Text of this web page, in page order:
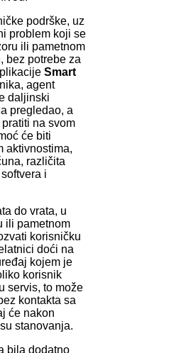
podrške, uz
problem koji se
ili pametnom
bez potrebe za
Smart
agent
daljinski
pregledao, a
na svom
će biti
aktivnostima,
različita
i
do vrata, u
ili pametnom
korisničku
doći na
kojem je
korisnik
servis, to može
kontakta sa
će nakon
stanovanja.
bila dodatno